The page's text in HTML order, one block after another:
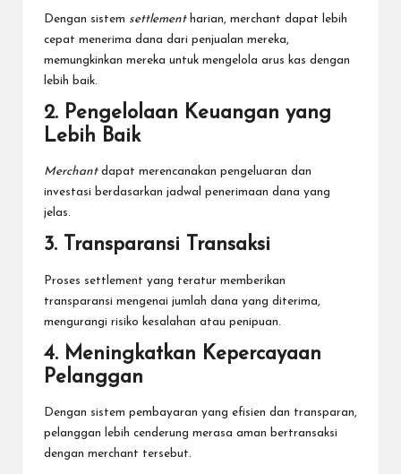
Dengan sistem settlement harian, merchant dapat lebih
cepat menerima dana dari penjualan mereka,
memungkinkan mereka untuk mengelola arus kas dengan
lebih baik.
2. Pengelolaan Keuangan yang
Lebih Baik
Merchant dapat merencanakan pengeluaran dan
investasi berdasarkan jadwal penerimaan dana yang
jelas.
3. Transparansi Transaksi
Proses settlement yang teratur memberikan
transparansi mengenai jumlah dana yang diterima,
mengurangi risiko kesalahan atau penipuan.
4. Meningkatkan Kepercayaan
Pelanggan
Dengan sistem pembayaran yang efisien dan transparan,
pelanggan lebih cenderung merasa aman bertransaksi
dengan merchant tersebut.